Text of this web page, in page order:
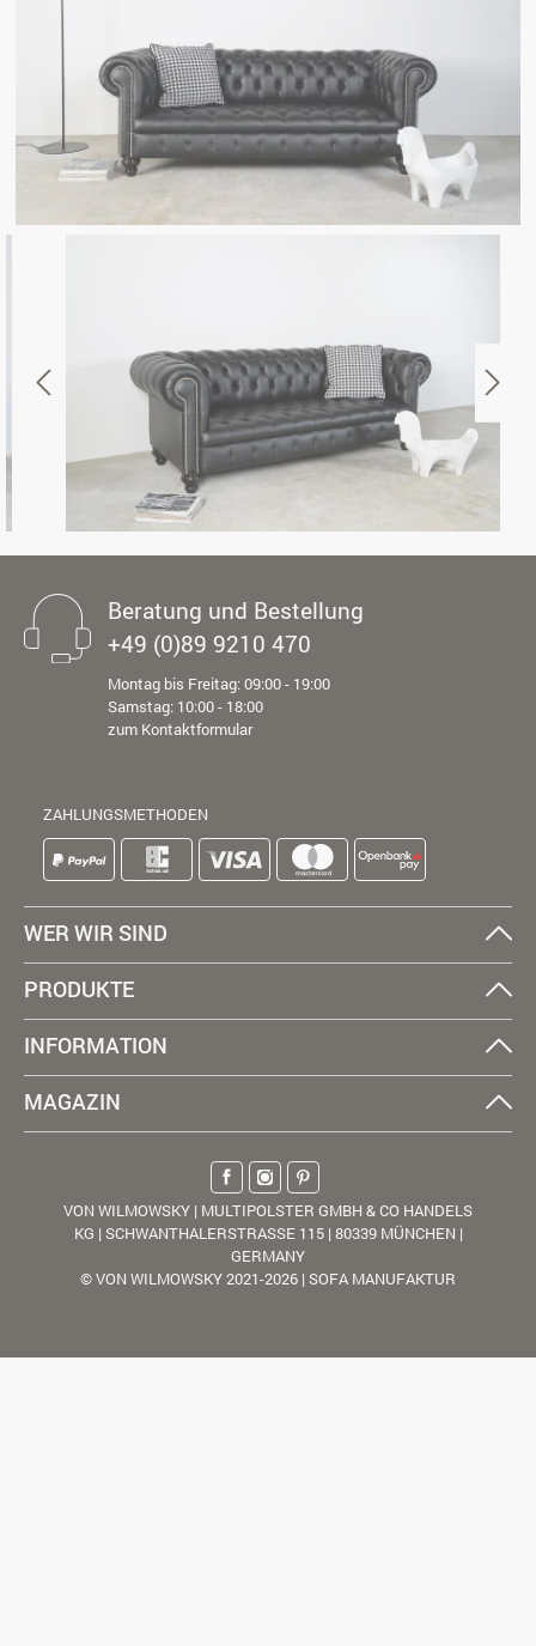
Beratung und Bestellung
+49 (0)89 9210 470
Montag bis Freitag: 09:00 - 19:00
Samstag: 10:00 - 18:00
zum Kontaktformular
ZAHLUNGSMETHODEN
WER WIR SIND
PRODUKTE
INFORMATION
MAGAZIN
VON WILMOWSKY | MULTIPOLSTER GMBH & CO HANDELS
KG | SCHWANTHALERSTRASSE 115 | 80339 MÜNCHEN |
GERMANY
© VON WILMOWSKY 2021-2026 | SOFA MANUFAKTUR